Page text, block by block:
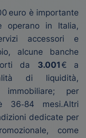
euro è importante
operano in Italia,
accessori e
alcune banche
da 3.001€ a
di liquidità,
per
36‑84 mesi.Altri
dedicate per
come